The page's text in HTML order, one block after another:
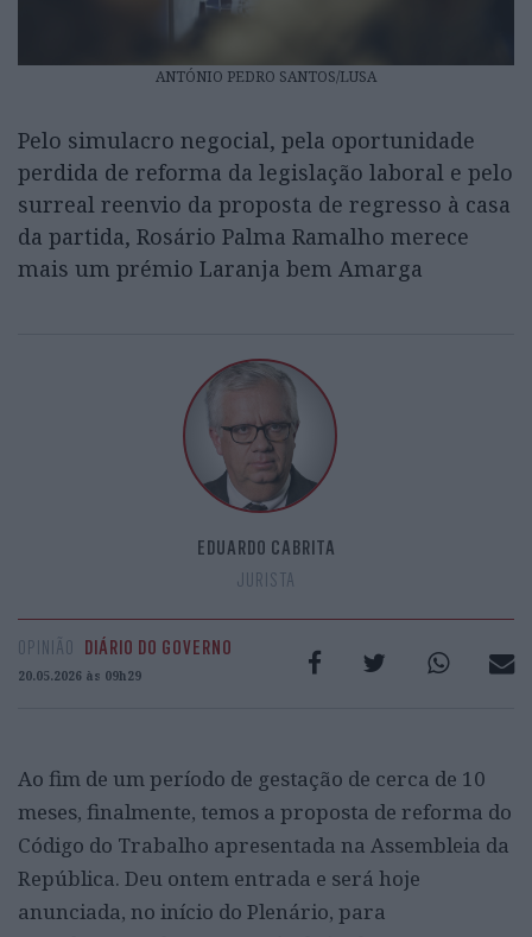
ANTÓNIO PEDRO SANTOS/LUSA
Pelo simulacro negocial, pela oportunidade
perdida de reforma da legislação laboral e pelo
surreal reenvio da proposta de regresso à casa
da partida, Rosário Palma Ramalho merece
mais um prémio Laranja bem Amarga
EDUARDO CABRITA
JURISTA
OPINIÃO DIÁRIO DO GOVERNO
20.05.2026 às 09h29
Ao fim de um período de gestação de cerca de 10
meses, finalmente, temos a proposta de reforma do
Código do Trabalho apresentada na Assembleia da
República. Deu ontem entrada e será hoje
anunciada, no início do Plenário, para